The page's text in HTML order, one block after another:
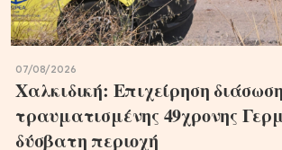
07/08/2026
Χαλκιδική: Επιχείρηση
τραυματισμένης 49χρονης
δύσβατη περιοχή